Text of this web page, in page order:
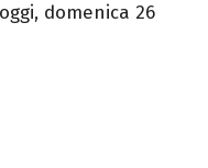
domenica 26